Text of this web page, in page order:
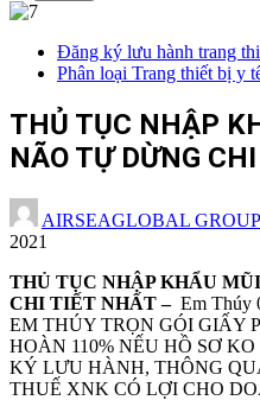
Đăng ký lưu hành trang
Phân loại Trang thiết bị y
THỦ TỤC NHẬP
NÃO TỰ DỪNG
AIRSEAGLOBAL GROUP
2021
THỦ TỤC NHẬP KHẨU
CHI TIẾT NHẤT – Em Thúy
EM THÚY TRỌN GÓI GIẤY
HOÀN 110% NẾU HỒ SƠ
KÝ LƯU HÀNH, THÔNG
THUẾ XNK CÓ LỢI CHO